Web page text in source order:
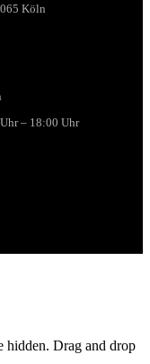
Köln
– 18:00 Uhr
hidden. Drag and drop